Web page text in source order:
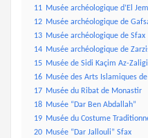
11 Musée archéologique d’El Jem
12 Musée archéologique de
13 Musée archéologique de Sfax
14 Musée archéologique de
15 Musée de Sidi Kaçim Az-Zaligi
16 Musée des Arts Islamiques de
17 Musée du Ribat de Monastir
18 Musée “Dar Ben Abdallah”
19 Musée du Costume
20 Musée “Dar Jallouli” Sfax